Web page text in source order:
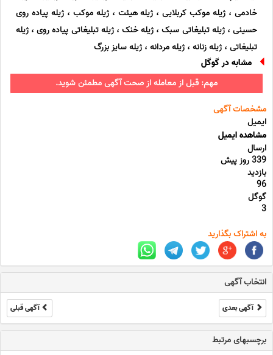
خادمی ، ژیله موکب کربلایی ، ژیله هیئت ، ژیله موکب ، ژیله پیاده روی
حسینی ، ژیله تبلیغاتی سبک ، ژیله خنک ، ژیله تبلیغاتی پیاده روی ، ژیله
تبلیغاتی ، ژیله زنانه ، ژیله مردانه ، ژیله سایز بزرگ
مشابه در گوگل
مهم: قبل از معامله از صحت آگهی مطمئن شوید.
مشخصات آگهی
ایمیل
مشاهده ایمیل
ارسال
339 روز پیش
بازدید
96
گوگل
3
به اشتراک بگذارید
انتخاب آگهی
آگهی بعدی آگهی قبلی
برچسبهای مرتبط